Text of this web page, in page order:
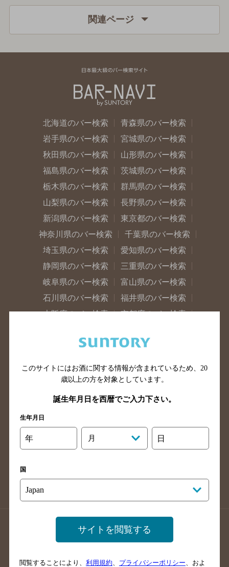
関連ページ
北海道のバー検索
青森県のバー検索
岩手県のバー検索
宮城県のバー検索
秋田県のバー検索
山形県のバー検索
福島県のバー検索
茨城県のバー検索
栃木県のバー検索
群馬県のバー検索
山梨県のバー検索
長野県のバー検索
新潟県のバー検索
東京都のバー検索
神奈川県のバー検索
千葉県のバー検索
埼玉県のバー検索
愛知県のバー検索
静岡県のバー検索
三重県のバー検索
岐阜県のバー検索
富山県のバー検索
石川県のバー検索
福井県のバー検索
大阪府のバー検索
京都府のバー検索
滋賀県のバー検索
和歌山県のバー検索
山口県のバー検索
鳥取県のバー検索
島根県のバー検索
徳島県のバー検索
高知県のバー検索
福岡県のバー検索
長崎県のバー検索
佐賀県のバー検索
店舗登録方法のご案内
店舗情報更新方法のご案内
掲載店舗様ログイン
このサイトにはお酒に関する情報が含まれているため、 20
歳以上の方を対象としています。
誕生年月日を西暦でご入力下さい。
生年月日
年 月 日
国
サイトを閲覧する
閲覧することにより、 利用規約 プライバシーポリシー 、およ